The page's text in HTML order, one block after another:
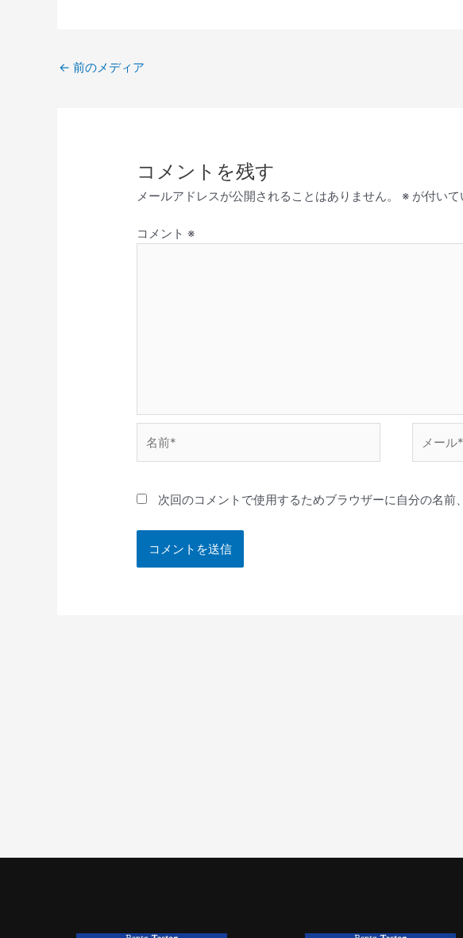
← 前のメディア
コメントを残す
メールアドレスが公開されることはありません。 ※ が付い
コメント ※
前
ー
次回のコメントで使用するためブラウザーに自分の名前